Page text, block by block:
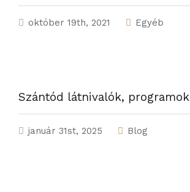
október 19th, 2021 Egyéb
Szántód látnivalók, programok
január 31st, 2025 Blog